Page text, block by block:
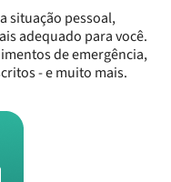
situação pessoal,
adequado para você.
de emergência,
- e muito mais.